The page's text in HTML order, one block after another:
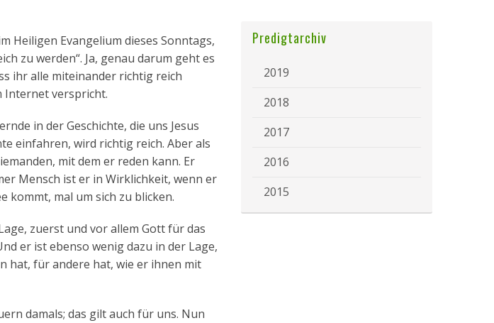
Heiligen Evangelium dieses Sonntags,
zu werden“. Ja, genau darum geht es
ihr alle miteinander richtig reich
Internet verspricht.
in der Geschichte, die uns Jesus
einfahren, wird richtig reich. Aber als
mit dem er reden kann. Er
Mensch ist er in Wirklichkeit, wenn er
kommt, mal um sich zu blicken.
zuerst und vor allem Gott für das
er ist ebenso wenig dazu in der Lage,
hat, für andere hat, wie er ihnen mit
damals; das gilt auch für uns. Nun
Predigtarchiv
2019
2018
2017
2016
2015